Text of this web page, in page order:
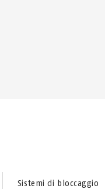
Sistemi di bloccaggio